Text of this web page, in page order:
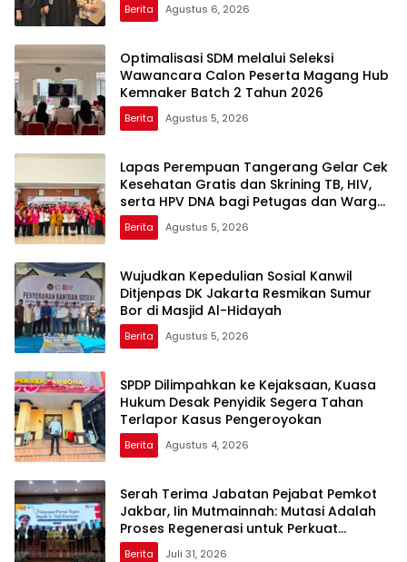
Berita Agustus 6, 2026
Optimalisasi SDM melalui Seleksi
Wawancara Calon Peserta Magang Hub
Kemnaker Batch 2 Tahun 2026
Berita Agustus 5, 2026
Lapas Perempuan Tangerang Gelar Cek
Kesehatan Gratis dan Skrining TB, HIV,
serta HPV DNA bagi Petugas dan Warga
Binaan
Berita Agustus 5, 2026
Wujudkan Kepedulian Sosial Kanwil
Ditjenpas DK Jakarta Resmikan Sumur
Bor di Masjid Al-Hidayah
Berita Agustus 5, 2026
SPDP Dilimpahkan ke Kejaksaan, Kuasa
Hukum Desak Penyidik Segera Tahan
Terlapor Kasus Pengeroyokan
Berita Agustus 4, 2026
Serah Terima Jabatan Pejabat Pemkot
Jakbar, Iin Mutmainnah: Mutasi Adalah
Proses Regenerasi untuk Perkuat
Pelayanan Publik
Berita Juli 31, 2026